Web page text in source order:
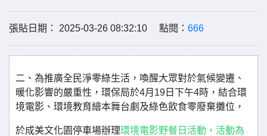
張貼日期： 2025-03-26 08:32:10 點閱： 666
二、為推廣全民淨零綠生活，喚醒大眾對於氣候變遷、
暖化影響的嚴重性，環保局於4月19日下午4時，結合環
境電影、環境教育繪本舞台劇及綠色飲食零廢棄攤位，
於成美文化園停車場辦理環境電影野餐日活動，活動為